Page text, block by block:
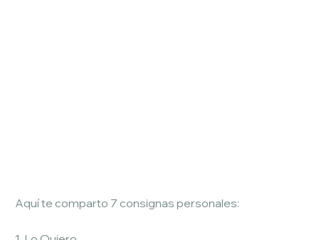
Aquí te comparto 7 consignas personales: